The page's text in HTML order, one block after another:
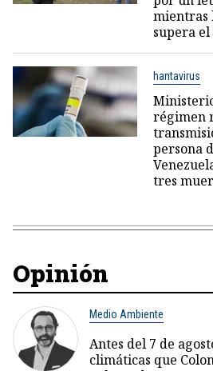
mientras
supera el
hantavirus
régimen
persona
tres
Opinión
Medio Ambiente
Antes del 7 de
climáticas que